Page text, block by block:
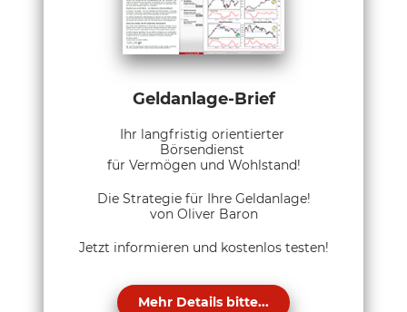
Geldanlage-Brief
Ihr langfristig orientierter
Börsendienst
für Vermögen und Wohlstand!
Die Strategie für Ihre Geldanlage!
von Oliver Baron
Jetzt informieren und kostenlos testen!
Mehr Details bitte...